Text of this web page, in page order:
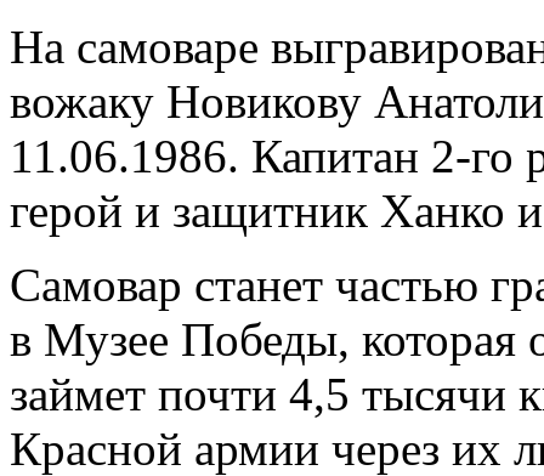
На самоваре
вожаку Новикову
11.06.1986. Капитан 2-го
герой и защитник Ханко
Самовар станет частью
в Музее Победы, которая
займет почти 4,5 тысячи
Красной армии через их